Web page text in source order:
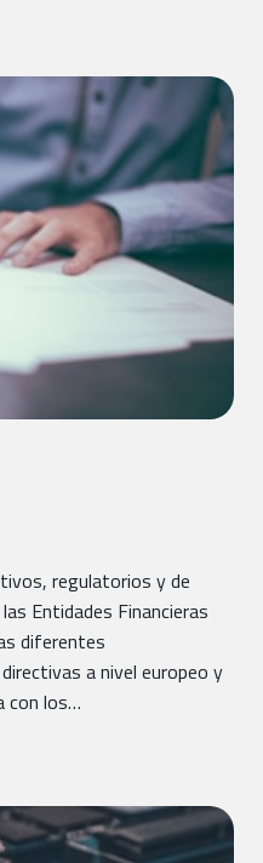
regulatorios y de
Entidades Financieras
diferentes
a nivel europeo y
con los…